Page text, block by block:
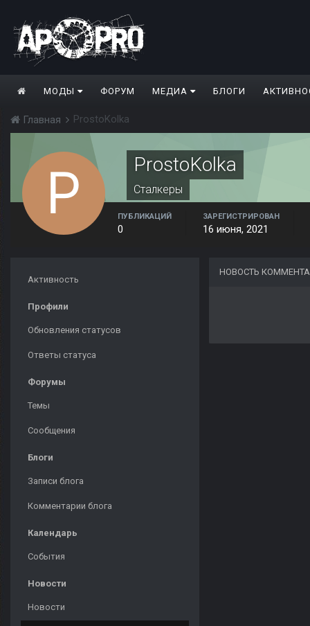
МОДЫ ФОРУМ МЕДИА БЛОГИ
Главная ProstoKolka
ProstoKolka
Сталкеры
ПУБЛИКАЦИЙ
0
ЗАРЕГИСТРИРОВАН
16 июня, 2021
Активность
Профили
Обновления статусов
Ответы статуса
Форумы
Темы
Сообщения
Блоги
Записи блога
Комментарии блога
Календарь
События
Новости
Новости
НОВОСТЬ